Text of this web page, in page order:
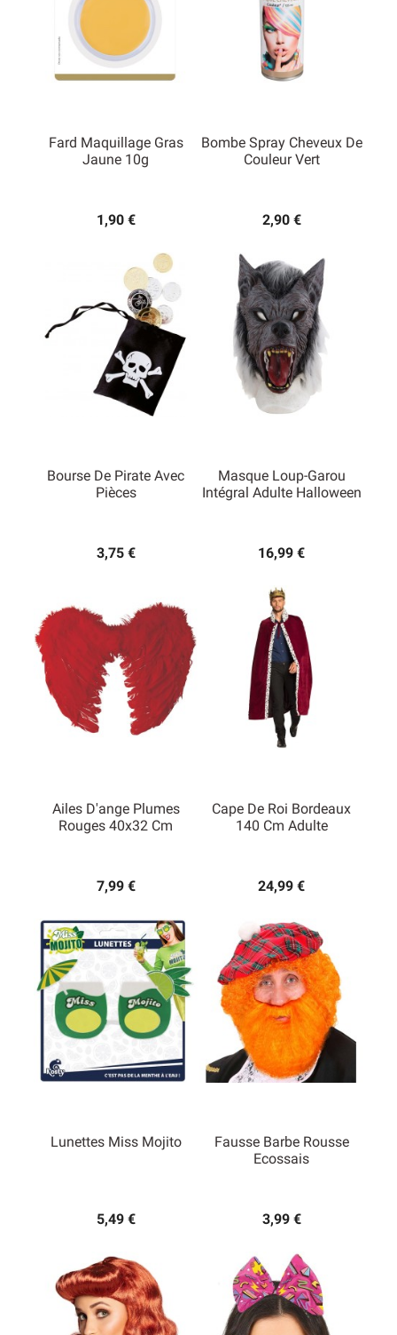
Fard Maquillage Gras
Jaune 10g
1,90 €
Bombe Spray Cheveux De
Couleur Vert
2,90 €
Bourse De Pirate Avec
Pièces
3,75 €
Masque Loup-Garou
Intégral Adulte Halloween
16,99 €
Ailes D'ange Plumes
Rouges 40x32 Cm
7,99 €
Cape De Roi Bordeaux
140 Cm Adulte
24,99 €
Lunettes Miss Mojito
5,49 €
Fausse Barbe Rousse
Ecossais
3,99 €